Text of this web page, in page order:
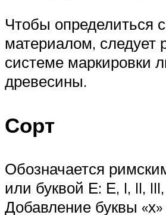
Чтобы определиться
материалом, следует
системе маркировки
древесины.
Сорт
Обозначается
или буквой Е: Е, I, II,
Добавление буквы «х»